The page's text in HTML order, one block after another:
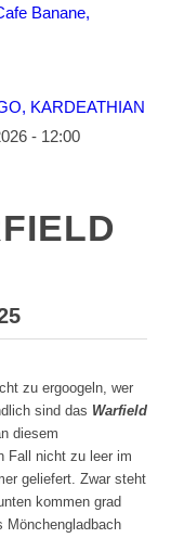
Banane,
KARDEATHIAN
- 12:00
zu ergoogeln, wer
sind das Warfield
diesem
Fall nicht zu leer im
geliefert. Zwar steht
kommen grad
Mönchengladbach